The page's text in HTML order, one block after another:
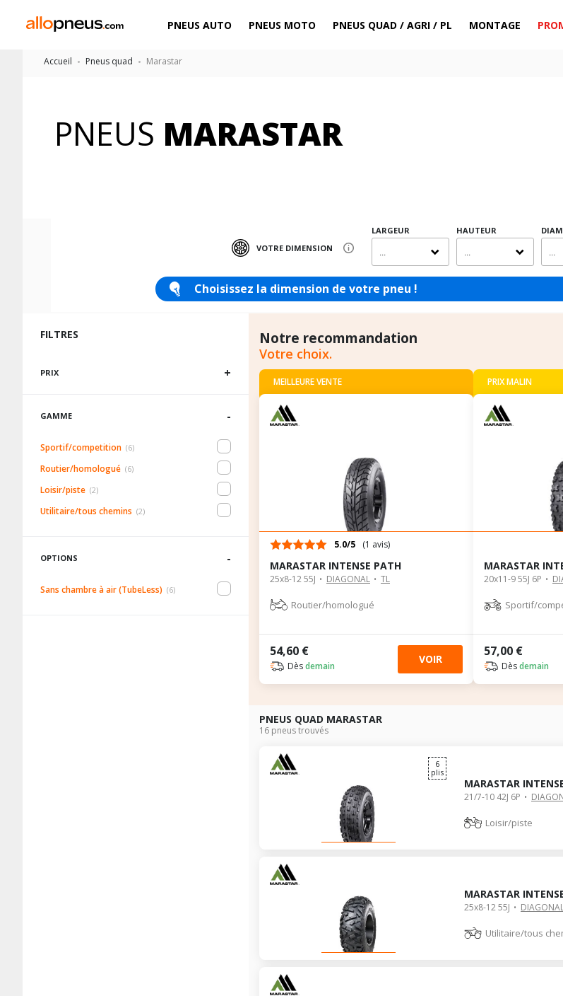
PNEUS AUTO PNEUS MOTO PNEUS QUAD / AGRI / PL MONTAGE
Accueil Pneus quad Marastar
PNEUS MARASTAR
VOTRE DIMENSION
LARGEUR
...
HAUTEUR
... ...
Choisissez la dimension de votre pneu !
FILTRES
PRIX
GAMME
Sportif/competition (6)
Routier/homologué (6)
Loisir/piste (2)
Utilitaire/tous chemins (2)
OPTIONS
Sans chambre à air (TubeLess) (6)
Notre recommandation
Votre choix.
MEILLEURE VENTE
5.0/5 (1 avis)
MARASTAR INTENSE PATH
25x8-12 55J DIAGONAL TL
Routier/homologué
54,60 €
Dèsdemain VOIR
PRIX MALIN
MARASTAR
20x11-9 55J 6P
Sportif/
57,00 €
Dèsdemain
PNEUS QUAD MARASTAR
16 pneus trouvés
6
plis
MARASTAR
21/7-10 42J 6P
Loisir/piste
MARASTAR
25x8-12 55J
Utilitaire/tous